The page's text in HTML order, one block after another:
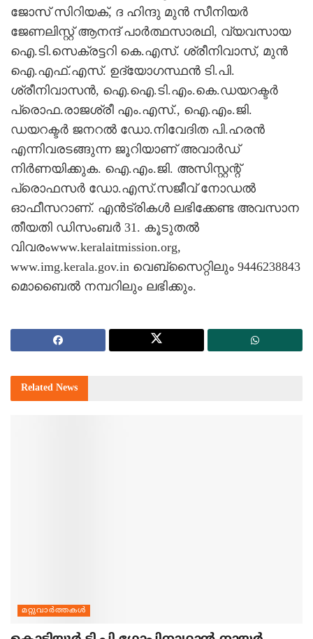
ജോസ് സിറിയക്, ദ ഹിന്ദു മുന്‍ സീനിയര്‍
ജേണലിസ്റ്റ് ആനന്ദ് പാര്‍ത്ഥസാരഥി, വ്യവസായ
ഐ.ടി.സെക്രട്ടറി കെ.എസ്. ശ്രീനിവാസ്, മുന്‍
ഐ.എഫ്.എസ്. ഉദ്യോഗസ്ഥന്‍ ടി.പി.
ശ്രീനിവാസന്‍, ഐ.ഐ.ടി.എം.കെ.ഡയറക്ടര്‍
പ്രൊഫ.രാജശ്രീ എം.എസ്., ഐ.എം.ജി.
ഡയറക്ടര്‍ ജനറല്‍ ഡോ.നിവേദിത പി.ഹരന്‍
എന്നിവരടങ്ങുന്ന ജൂറിയാണ് അവാര്‍ഡ്
നിര്‍ണയിക്കുക. ഐ.എം.ജി. അസിസ്റ്റന്റ്
പ്രൊഫസര്‍ ഡോ.എസ്.സജീവ് നോഡല്‍
ഓഫീസറാണ്. എന്‍ട്രികള്‍ ലഭിക്കേണ്ട അവസാന
തീയതി ഡിസംബര്‍ 31. കൂടുതല്‍
വിവരംwww.keralaitmission.org,
www.img.kerala.gov.in വെബ്‌സൈറ്റിലും 9446238843
മൊബൈല്‍ നമ്പറിലും ലഭിക്കും.
Related News
മറ്റുവാര്‍ത്തകള്‍